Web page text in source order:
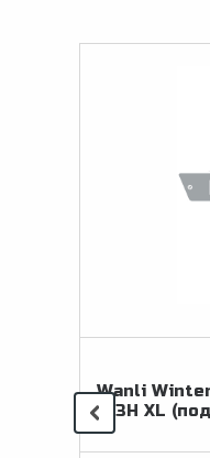
Wanli
103H XL